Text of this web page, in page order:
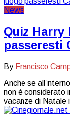
News
Quiz Harry
passeresti
By Francisco
Anche se
non è considerato
vacanze di Natale